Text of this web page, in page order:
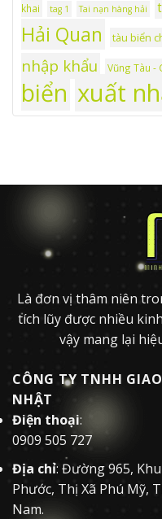
khai tag 1 Tai nạn hàng hải
Hải Quan
tàu biển
nhập khẩu
Vũng Tàu -
biển xuất
Là đơn vị thâm niên
tích lũy được nhiều
vậy mang lại
CÔNG TY TNHH
NHẬT
Điện thoại:
0909 505 727
Địa chỉ: Đường 965,
Phước, Thị Xã Phú Mỹ,
Nam.